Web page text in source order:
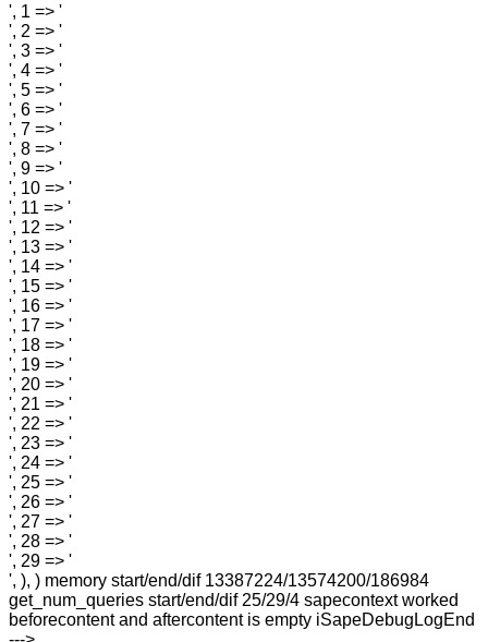
', 1 => '
', 2 => '
', 3 => '
', 4 => '
', 5 => '
', 6 => '
', 7 => '
', 8 => '
', 9 => '
', 10 => '
', 11 => '
', 12 => '
', 13 => '
', 14 => '
', 15 => '
', 16 => '
', 17 => '
', 18 => '
', 19 => '
', 20 => '
', 21 => '
', 22 => '
', 23 => '
', 24 => '
', 25 => '
', 26 => '
', 27 => '
', 28 => '
', 29 => '
', ), ) memory start/end/dif 13387224/13574200/186984
get_num_queries start/end/dif 25/29/4 sapecontext worked
beforecontent and aftercontent is empty iSapeDebugLogEnd